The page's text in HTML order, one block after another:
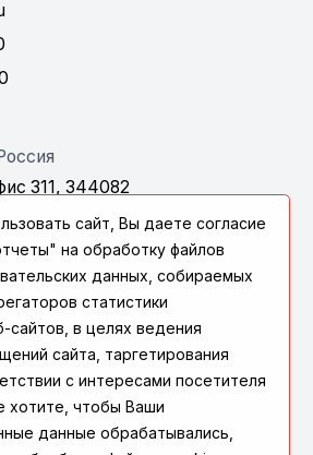
311, 344082
сайт, Вы даете согласие
на обработку файлов
данных, собираемых
статистики
сайтов, в целях ведения
сайта, таргетирования
с интересами посетителя
хотите, чтобы Ваши
данные обрабатывались,